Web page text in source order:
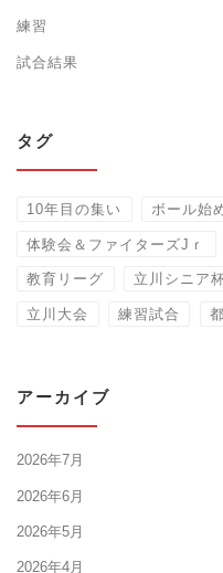
練習
試合結果
タグ
10年目の集い ボール始
体験会＆ファイターズJｒ
教育リーグ 立川シニア
立川大会 練習試合
アーカイブ
2026年7月
2026年6月
2026年5月
2026年4月